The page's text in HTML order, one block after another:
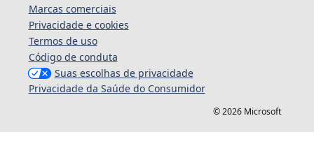
Marcas comerciais
Privacidade e cookies
Termos de uso
Código de conduta
Suas escolhas de privacidade
Privacidade da Saúde do Consumidor
© 2026 Microsoft